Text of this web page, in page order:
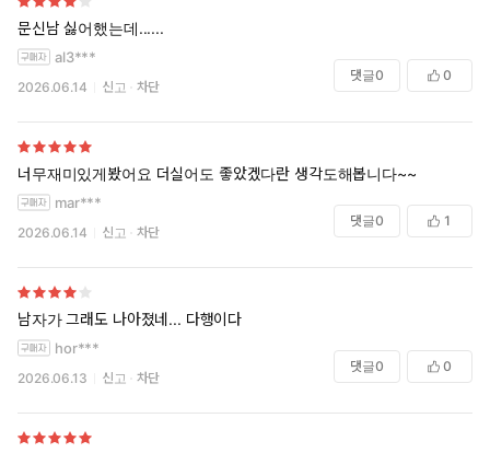
문신남 싫어했는데......
al3***
2026.06.14 신고 차단
댓글0 0
너무재미있게봤어요 더실어도 좋았겠다란 생각도해봅니다~~
mar***
2026.06.14 신고 차단
댓글0 1
남자가 그래도 나아졌네... 다행이다
hor***
2026.06.13 신고 차단
댓글0 0